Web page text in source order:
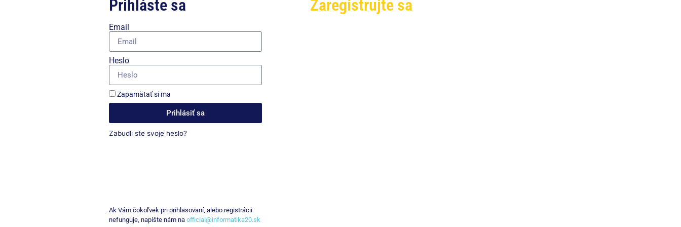
Prihláste sa
Email
Heslo
Zapamätať si ma
Prihlásiť sa
Zabudli ste svoje heslo?
Ak Vám čokoľvek pri prihlasovaní, alebo registrácii
nefunguje, napíšte nám na official@informatika20.sk
Zaregistrujte sa